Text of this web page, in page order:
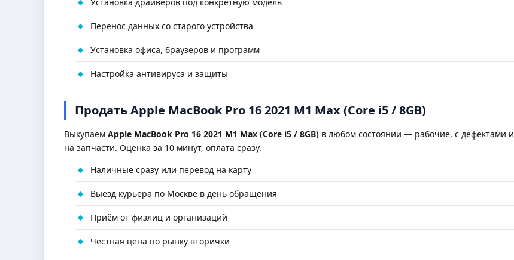
Перенос данных со старого устройства
Установка офиса, браузеров и программ
Настройка антивируса и защиты
Продать Apple MacBook Pro 16 2021 M1 Max (Core i5 / 8GB)
Выкупаем Apple MacBook Pro 16 2021 M1 Max (Core i5 / 8GB) в любом состоянии — рабочие, с дефектами и
на запчасти. Оценка за 10 минут, оплата сразу.
Наличные сразу или перевод на карту
Выезд курьера по Москве в день обращения
Приём от физлиц и организаций
Честная цена по рынку вторички